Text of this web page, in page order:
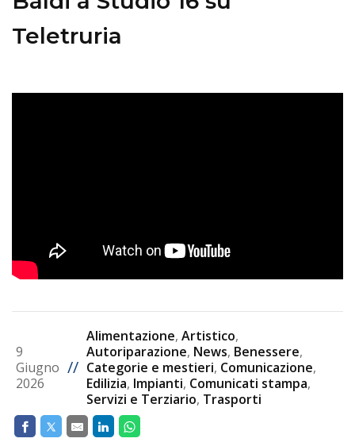
Teletruria
9
Giugno
2026
//
Alimentazione, Artistico,
Autoriparazione, News, Benessere,
Categorie e mestieri, Comunicazione,
Edilizia, Impianti, Comunicati stampa,
Servizi e Terziario, Trasporti